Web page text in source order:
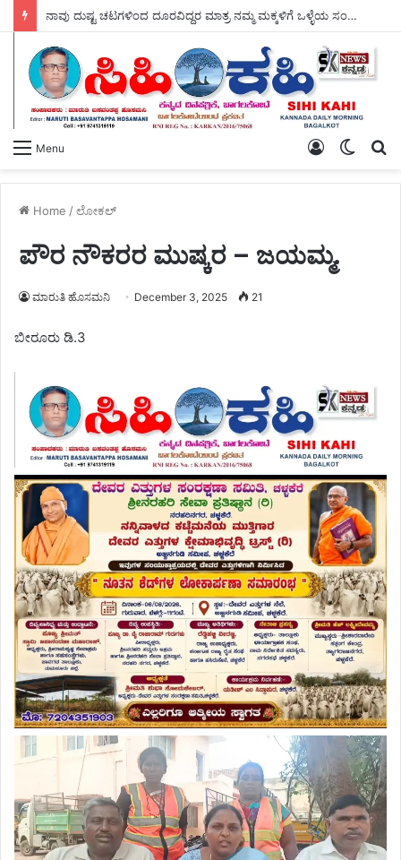
ನಾವು ದುಷ್ಟ ಚಟಗಳಿಂದ ದೂರವಿದ್ದರ ಮಾತ್ರ ನಮ್ಮ ಮಕ್ಕಳಿಗೆ ಒಳ್ಳೆಯ ಸಂಸ್ಕಾರ ಕೊಡಲು – ಸಾಧ್ಯ ಆರ್.ಎಸ್ ಗಂಗನಹಳ್ಳಿ.
Menu
Switch
Log
Home /ಲೋಕಲ್
ಪೌರ ನೌಕರರ ಮುಷ್ಕರ – ಜಯಮ್ಮ.
ಮಾರುತಿ ಹೊಸಮನಿ December 3, 2025 21
ಬೀರೂರು ಡಿ.3